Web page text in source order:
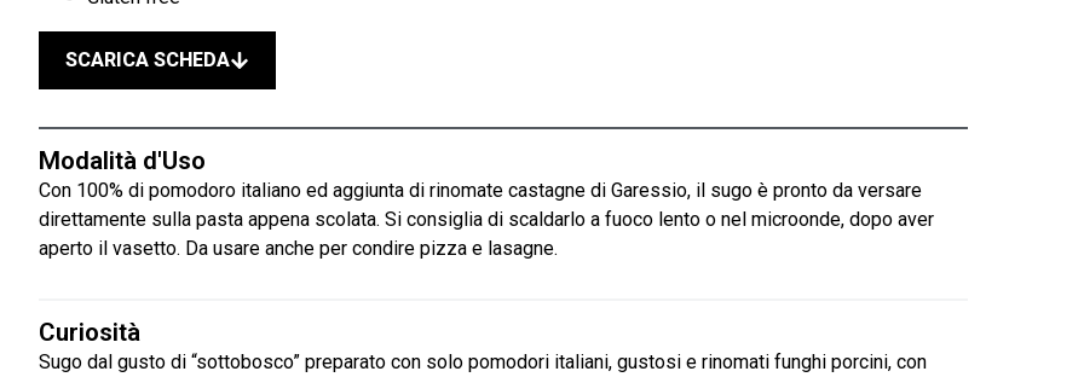
SCARICA SCHEDA
Modalità d'Uso
Con 100% di pomodoro italiano ed aggiunta di rinomate castagne di Garessio, il sugo è pronto da versare
direttamente sulla pasta appena scolata. Si consiglia di scaldarlo a fuoco lento o nel microonde, dopo aver
aperto il vasetto. Da usare anche per condire pizza e lasagne.
Curiosità
Sugo dal gusto di “sottobosco” preparato con solo pomodori italiani, gustosi e rinomati funghi porcini, con